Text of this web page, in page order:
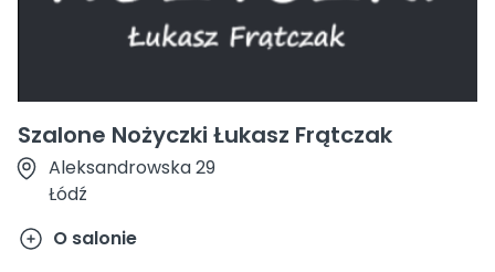
Szalone Nożyczki Łukasz Frątczak
Aleksandrowska 29
Łódź
O salonie